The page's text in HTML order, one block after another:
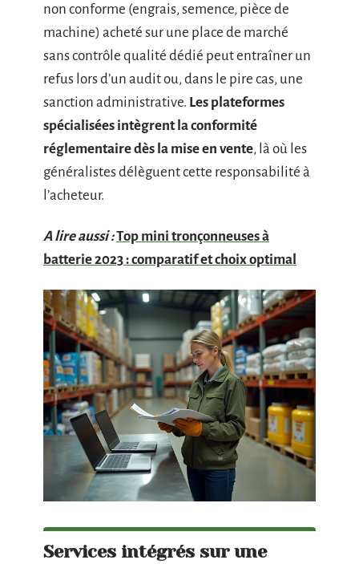
non conforme (engrais, semence, pièce de
machine) acheté sur une place de marché
sans contrôle qualité dédié peut entraîner un
refus lors d’un audit ou, dans le pire cas, une
sanction administrative. Les plateformes
spécialisées intègrent la conformité
réglementaire dès la mise en vente, là où les
généralistes délèguent cette responsabilité à
l’acheteur.
A lire aussi :Top mini tronçonneuses à
batterie 2023 : comparatif et choix optimal
Services intégrés sur une